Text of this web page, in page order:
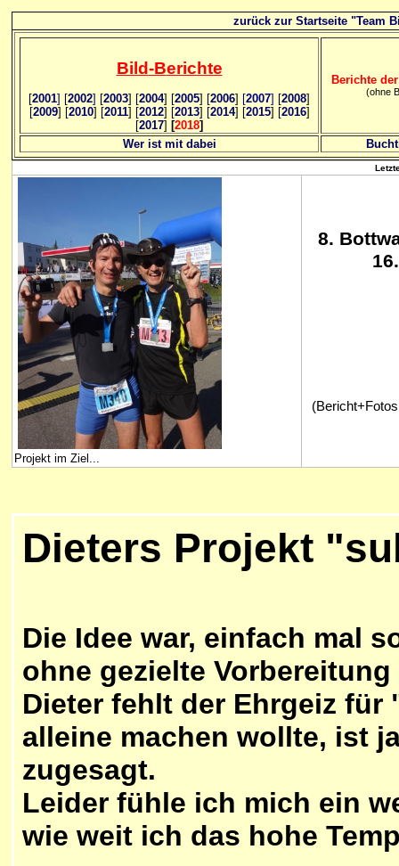
zurück zur Startseite "Team
Bild-Berichte
[2001] [2002] [2003] [2004] [2005] [2006] [2007] [2008]
[2009] [2010] [2011] [2012] [2013] [2014] [2015] [2016]
[2017] [2018]
Berichte
(ohne
Wer ist mit dabei
Projekt im Ziel...
8.
Dieters Projekt
Die Idee war, einfach mal
ohne gezielte
Dieter fehlt der Ehrgeiz
alleine machen wollte, ist
zugesagt.
Leider fühle ich mich ein
wie weit ich das hohe